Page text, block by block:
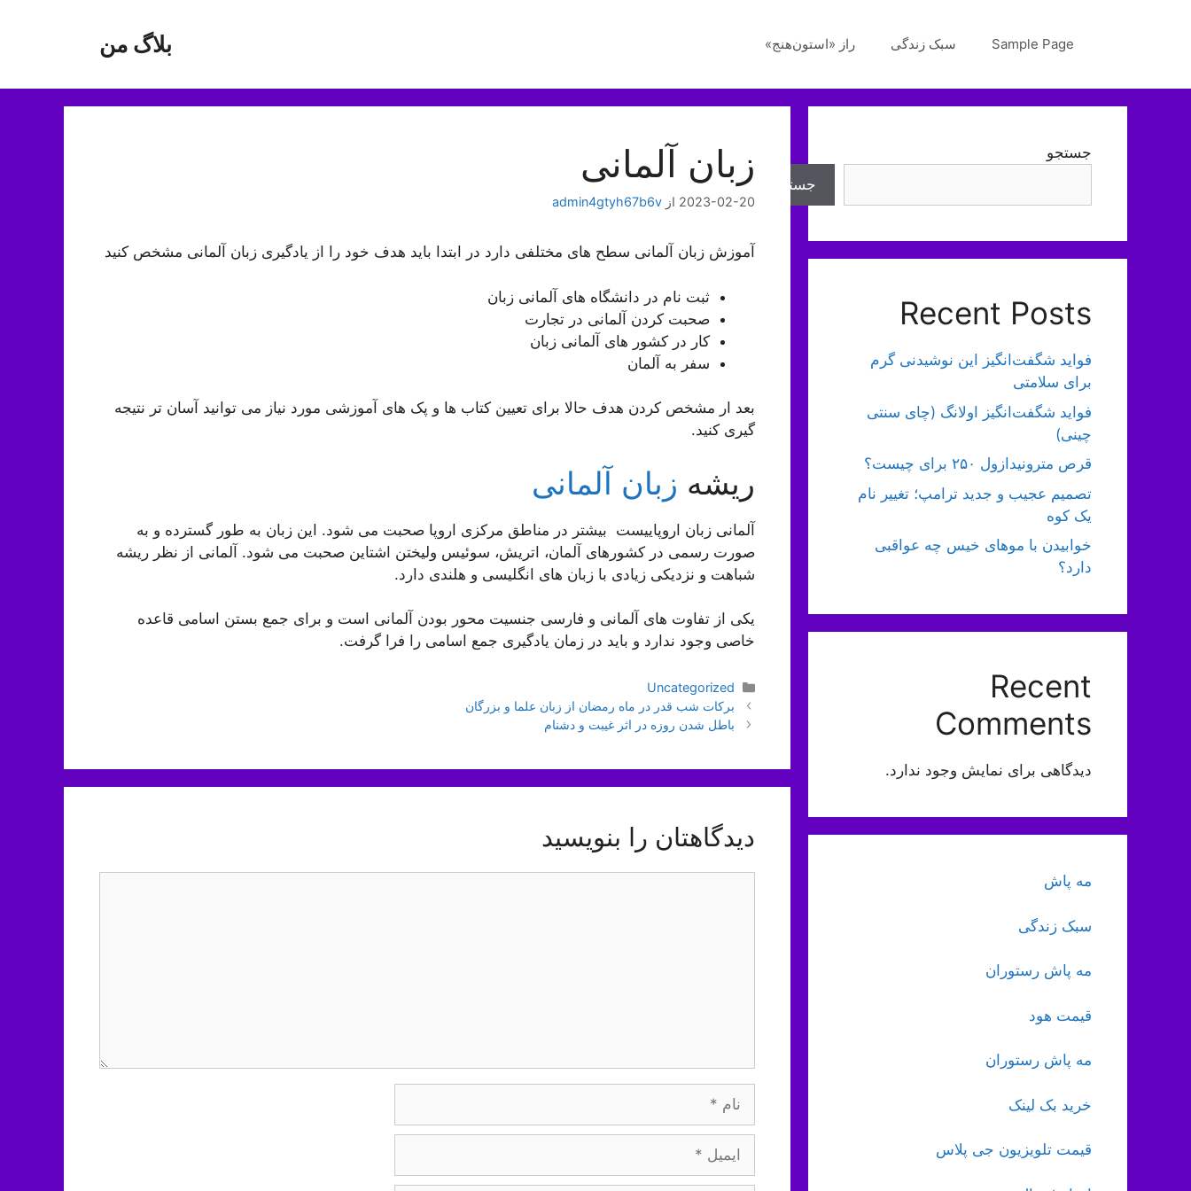
بلاگ من Sample Page سبک زندگی راز «استون‌هنج»
زبان آلمانی
2023-02-20 از admin4gtyh67b6v
آموزش زبان آلمانی سطح های مختلفی دارد در ابتدا باید هدف خود را از یادگیری زبان آلمانی مشخص کنید
ثبت نام در دانشگاه های آلمانی زبان
صحبت کردن آلمانی در تجارت
کار در کشور های آلمانی زبان
سفر به آلمان
بعد ار مشخص کردن هدف حالا برای تعیین کتاب ها و پک های آموزشی مورد نیاز می توانید آسان تر نتیجه
گیری کنید.
ریشه زبان آلمانی
آلمانی زبان اروپاییست بیشتر در مناطق مرکزی اروپا صحبت می شود. این زبان به طور گسترده و به
صورت رسمی در کشورهای آلمان، اتریش، سوئیس ولیختن اشتاین صحبت می شود. آلمانی از نظر ریشه
شباهت و نزدیکی زیادی با زبان های انگلیسی و هلندی دارد.
یکی از تفاوت های آلمانی و فارسی جنسیت محور بودن آلمانی است و برای جمع بستن اسامی قاعده
خاصی وجود ندارد و باید در زمان یادگیری جمع اسامی را فرا گرفت.
دسته‌ها
Uncategorized
ناوبری
نوشته‌ها
برکات شب قدر در ماه رمضان از زبان علما و بزرگان
باطل شدن روزه در اثر غیبت و دشنام
دیدگاهتان را بنویسید
ایمیل
جستجو
جستجو
Recent Posts
فواید شگفت‌انگیز این نوشیدنی گرم
برای سلامتی
فواید شگفت‌انگیز اولانگ (چای سنتی
چینی)
قرص مترونیدازول ۲۵۰ برای چیست؟
تصمیم عجیب و جدید ترامپ؛ تغییر نام
یک کوه
خوابیدن با موهای خیس چه عواقبی
دارد؟
Recent
Comments
دیدگاهی برای نمایش وجود ندارد.
مه پاش
سبک زندگی
مه پاش رستوران
قیمت هود
مه پاش رستوران
خرید بک لینک
قیمت تلویزیون جی پلاس